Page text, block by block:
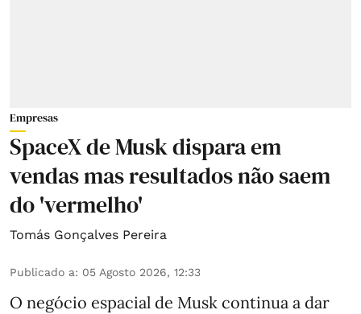
Empresas
SpaceX de Musk dispara em
vendas mas resultados não saem
do 'vermelho'
Tomás Gonçalves Pereira
Publicado a: 05 Agosto 2026, 12:33
O negócio espacial de Musk continua a dar